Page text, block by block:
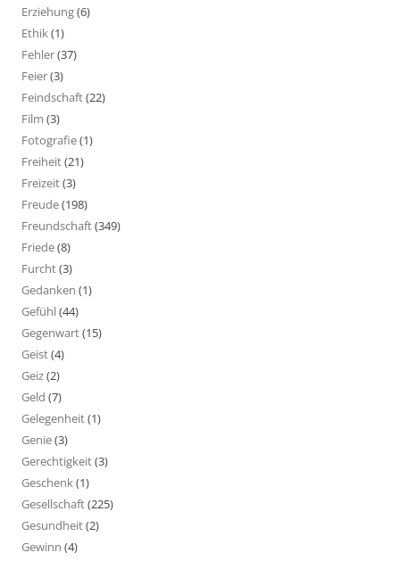
Erziehung(6)
Ethik(1)
Fehler(37)
Feier(3)
Feindschaft(22)
Film (3)
Fotografie(1)
Freiheit(21)
Freizeit(3)
Freude(198)
Freundschaft(349)
Friede(8)
Furcht(3)
Gedanken (1)
Gefühl(44)
Gegenwart(15)
Geist(4)
Geiz(2)
Geld (7)
Gelegenheit(1)
Genie(3)
Gerechtigkeit(3)
Geschenk(1)
Gesellschaft(225)
Gesundheit(2)
Gewinn (4)